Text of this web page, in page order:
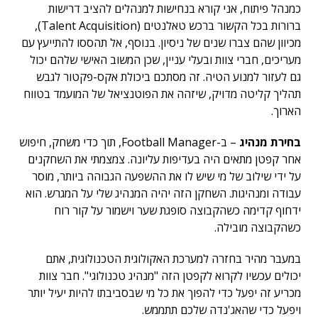
כמנהל פיתוח, אני קורא בנחישות למנהלים להציב דרישות
ברורות בכל הקשור ברכש טאלנטים (Talent Acquisition),
מכיוון שהם צברו שנים של ניסיון. בנוסף, אל תהססו להתייעץ עם
מעריכים, חברי צוות ובעלי עניין, שכן המשוב האישי שלהם יכול
גם לעזור למנוע הטיה. זה מסתכם ביכולת אקס-פקטור לגבש
תהליך קליטה מדויק, שיזהה את הפוטנציאל של המועמד בטווח
הארוך.
בחירת מנהיג
– ב-Football Manager, תוך כדי משחק, חיפוש
אחר קפטן מתאים היה בעדיפות עליונה. צמצמתי את השחקנים
על ידי שילוב של מי שיש לו את ההשפעה הגבוהה ביותר, מוסר
עבודה ומנהיגות. השחקן הזה יהיה המנהיג שלי על המגרש. הוא
ידחוף קדימה כשהקבוצה סופגת שער וישמור על קור רוח
כשהקבוצה מובילה.
במעבר מהיר בחזרה למערכת האקולוגית הטכנולוגית, אתם
יכולים עכשיו לקרוא לקפטן הזה "מנהיג טכנולוגי". חבר צוות
מכריע זה יפעל כדי להפוך את כל מי שבסביבתו להיות יעיל יותר
ויפעל כדי שהאג'נדה שלכם תתממש.